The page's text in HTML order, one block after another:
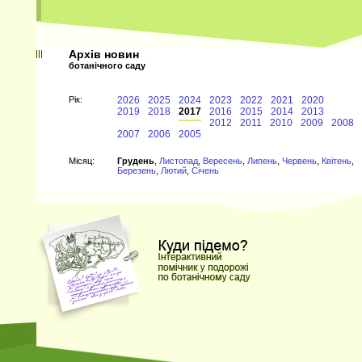
Архів новин
ботанічного саду
Рiк: 2026 2025 2024 2023 2022 2021
2020
2019
2018 2017 2016 2015 2014
2013
2012
2011 2010 2009
2008
2007
2006 2005
Мiсяц: Грудень Листопад Вересень Липень Червень Квітень
Березень Лютий Січень